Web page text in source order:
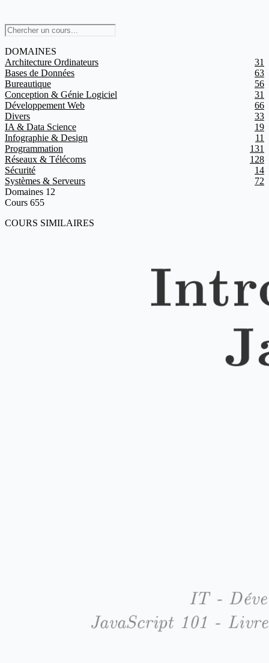
DOMAINES
Architecture Ordinateurs
31
Bases de Données
63
Bureautique
56
Conception & Génie Logiciel
31
Développement Web
66
Divers
33
IA & Data Science
19
Infographie & Design
11
Programmation
131
Réseaux & Télécoms
128
Sécurité
14
Systèmes & Serveurs
72
Domaines 12
Cours 655
COURS SIMILAIRES